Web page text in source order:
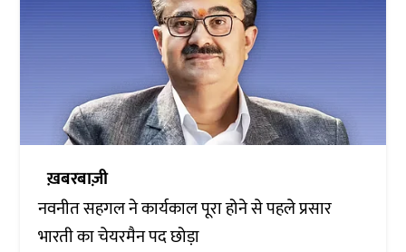
ख़बरबाज़ी
नवनीत सहगल ने कार्यकाल पूरा होने से पहले प्रसार
भारती का चेयरमैन पद छोड़ा